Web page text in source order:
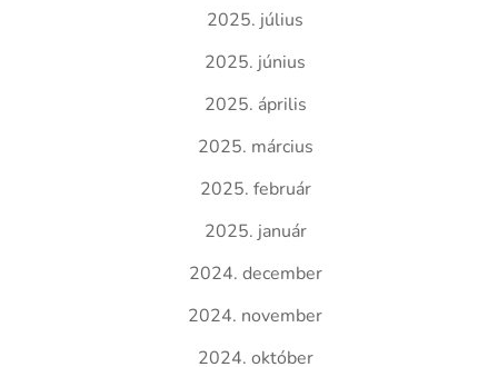
2025. július
2025. június
2025. április
2025. március
2025. február
2025. január
2024. december
2024. november
2024. október